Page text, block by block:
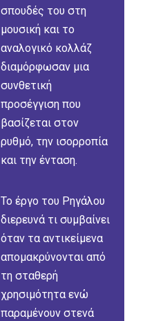
σπουδές του στη
μουσική και το
αναλογικό κολλάζ
διαμόρφωσαν μια
συνθετική
προσέγγιση που
βασίζεται στον
ρυθμό, την ισορροπία
και την ένταση.
Το έργο του Ρηγάλου
διερευνά τι συμβαίνει
όταν τα αντικείμενα
απομακρύνονται από
τη σταθερή
χρησιμότητα ενώ
παραμένουν στενά